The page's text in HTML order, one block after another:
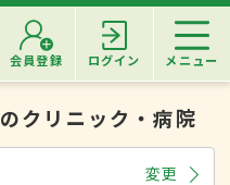
会員登録 ログイン メニュー
のクリニック・病院
変更